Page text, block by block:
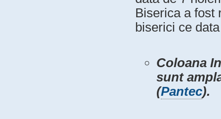
Biserica a fost
biserici ce
Coloana
sunt
(Pantec).